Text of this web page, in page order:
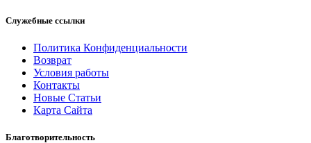
Служебные ссылки
Политика Конфиденциальности
Возврат
Условия работы
Контакты
Новые Статьи
Карта Сайта
Благотворительность